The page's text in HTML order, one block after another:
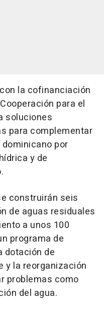
la cofinanciación
para el
soluciones
para complementar
por
y de
construirán seis
de aguas residuales
a unos 100
programa de
dotación de
y la reorganización
problemas como
del agua.